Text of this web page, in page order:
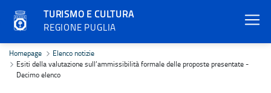
TURISMO E CULTURA
REGIONE PUGLIA
Esiti della valutazione sull’ammissibilità formale delle proposte
Homepage
Elenco notizie
Esiti della valutazione sull’ammissibilità formale delle proposte presentate -
Decimo elenco